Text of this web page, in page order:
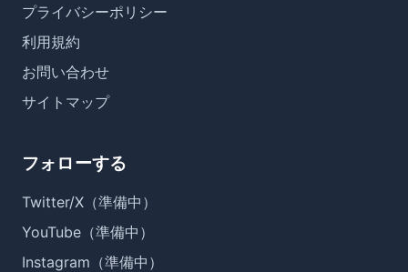
プライバシーポリシー
利用規約
お問い合わせ
サイトマップ
フォローする
Twitter/X（準備中）
YouTube（準備中）
Instagram（準備中）